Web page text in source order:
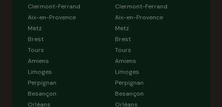
Clermont-Ferrand
Aix-en-Provence
Metz
Brest
Tours
Amiens
Limoges
Perpignan
Besançon
Orléans
Clermont-Ferrand
Aix-en-Provence
Metz
Brest
Tours
Amiens
Limoges
Perpignan
Besançon
Orléans